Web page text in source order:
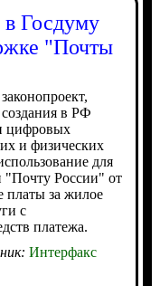
в Госдуму
"Почты
в РФ
цифровых
и физических
для
"Почту России" от
платы за жилое
с
платежа.
Интерфакс